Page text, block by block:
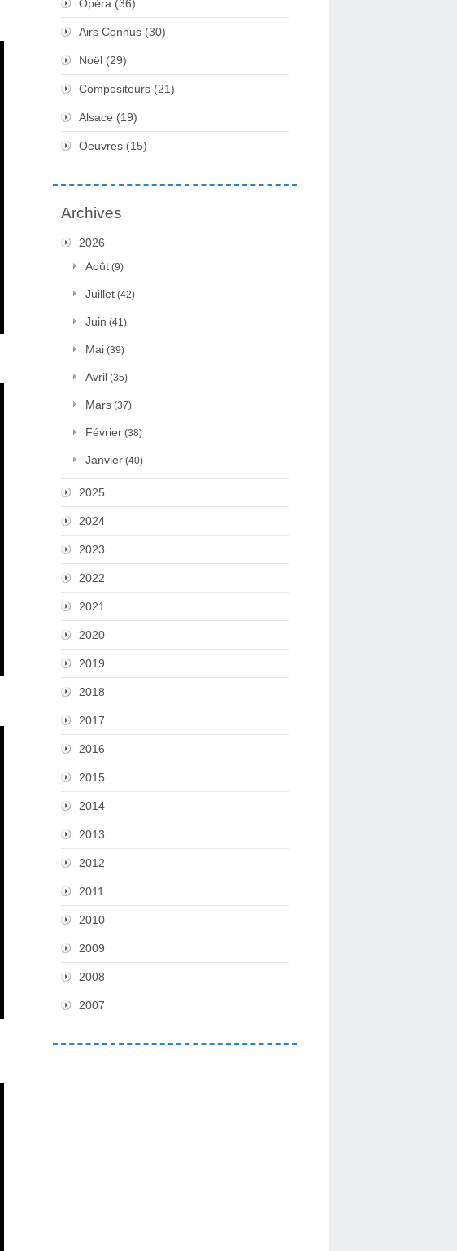
Opéra (36)
Airs Connus (30)
Noël (29)
Compositeurs (21)
Alsace (19)
Oeuvres (15)
Archives
2026
Août (9)
Juillet (42)
Juin (41)
Mai (39)
Avril (35)
Mars (37)
Février (38)
Janvier (40)
2025
2024
2023
2022
2021
2020
2019
2018
2017
2016
2015
2014
2013
2012
2011
2010
2009
2008
2007